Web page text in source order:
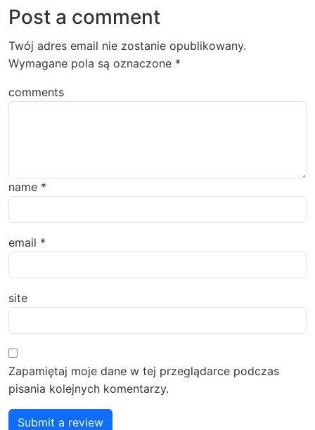
Post a comment
Twój adres email nie zostanie opublikowany.
Wymagane pola są oznaczone *
comments
name *
email *
site
Zapamiętaj moje dane w tej przeglądarce podczas
pisania kolejnych komentarzy.
Submit a review